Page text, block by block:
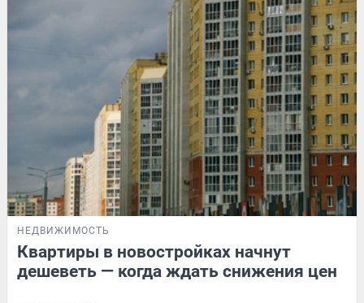
НЕДВИЖИМОСТЬ
Квартиры в новостройках начнут
дешеветь — когда ждать снижения цен